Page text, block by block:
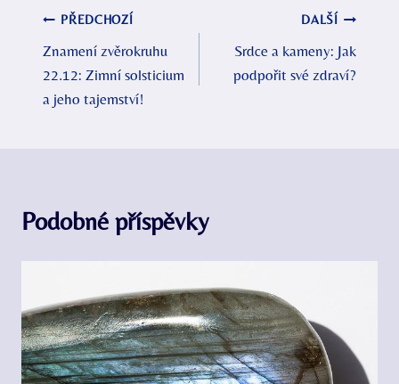
Navigace
pro
příspěvek
PŘEDCHOZÍ
Znamení zvěrokruhu
22.12: Zimní solsticium
a jeho tajemství!
DALŠÍ
Srdce a kameny: Jak
podpořit své zdraví?
Podobné příspěvky